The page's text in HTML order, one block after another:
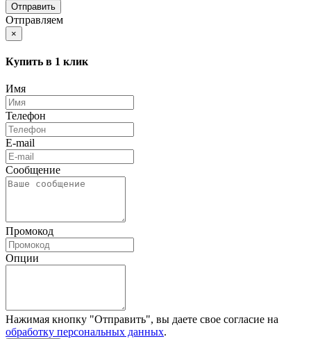
Отправляем
×
Купить в 1 клик
Имя
Телефон
E-mail
Сообщение
Промокод
Опции
Нажимая кнопку "Отправить", вы даете свое согласие на
обработку персональных данных.